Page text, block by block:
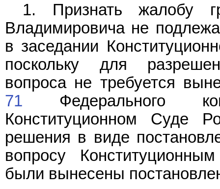
1. Признать жалобу
Владимировича не
в заседании
поскольку для
вопроса не требуется
71 Федерального
Конституционном Суде
решения в виде
вопросу
были вынесены